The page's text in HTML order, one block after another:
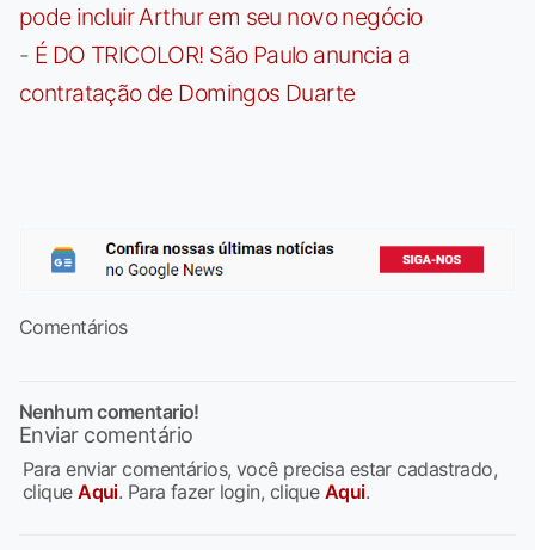
pode incluir Arthur em seu novo negócio
- É DO TRICOLOR! São Paulo anuncia a
contratação de Domingos Duarte
Comentários
Nenhum comentario!
Enviar comentário
Para enviar comentários, você precisa estar cadastrado,
cliqueAqui. Para fazer login, clique Aqui.